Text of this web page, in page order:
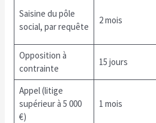
Saisine du pôle
social, par requête
2 mois
Opposition à
contrainte
15 jours
Appel (litige
supérieur à 5 000
€)
1 mois